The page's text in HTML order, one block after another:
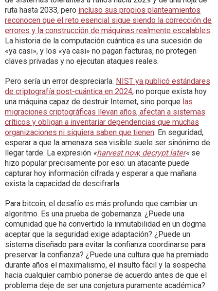
ruta hasta 2033, pero incluso sus propios planteamientos
reconocen que el reto esencial sigue siendo la corrección de
errores y la construcción de máquinas realmente escalables.
La historia de la computación cuántica es una sucesión de
«ya casi», y los «ya casi» no pagan facturas, no protegen
claves privadas y no ejecutan ataques reales.
Pero sería un error despreciarla. NIST ya publicó estándares
de criptografía post-cuántica en 2024, no porque exista hoy
una máquina capaz de destruir Internet, sino porque las
migraciones criptográficas llevan años, afectan a sistemas
críticos y obligan a inventariar dependencias que muchas
organizaciones ni siquiera saben que tienen. En seguridad,
esperar a que la amenaza sea visible suele ser sinónimo de
llegar tarde. La expresión «harvest now, decrypt later«se
hizo popular precisamente por eso: un atacante puede
capturar hoy información cifrada y esperar a que mañana
exista la capacidad de descifrarla.
Para bitcoin, el desafío es más profundo que cambiar un
algoritmo. Es una prueba de gobernanza. ¿Puede una
comunidad que ha convertido la inmutabilidad en un dogma
aceptar que la seguridad exige adaptación? ¿Puede un
sistema diseñado para evitar la confianza coordinarse para
preservar la confianza? ¿Puede una cultura que ha premiado
durante años el maximalismo, el insulto fácil y la sospecha
hacia cualquier cambio ponerse de acuerdo antes de que el
problema deje de ser una conjetura puramente académica?